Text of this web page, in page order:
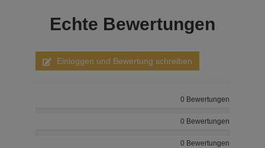
Echte Bewertungen
Einloggen und Bewertung schreiben
0 Bewertungen
0 Bewertungen
0 Bewertungen